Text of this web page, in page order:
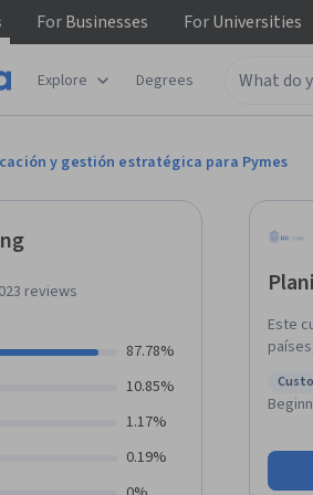
ForBusinesses ForUniversities
Explore Degrees
y gestión estratégica para Pymes
Este
que
reviews
87.78%
10.85%
1.17%
0.19%